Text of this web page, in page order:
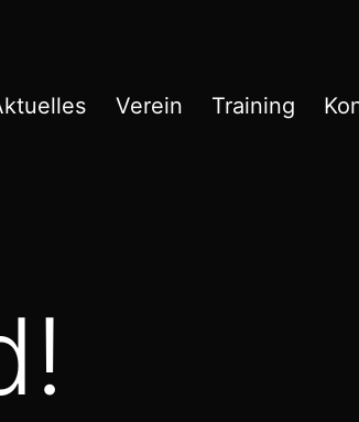
Verein Training